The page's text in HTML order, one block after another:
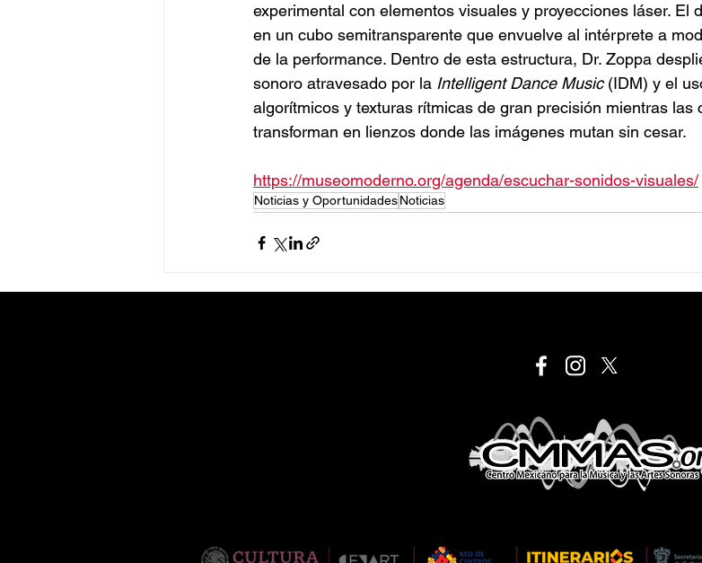
experimental con elementos visuales y proyecciones láser. El
en un cubo semitransparente que envuelve al intérprete a
de la performance. Dentro de esta estructura, Dr. Zoppa
sonoro atravesado por la Intelligent Dance Music (IDM) y el
algorítmicos y texturas rítmicas de gran precisión mientras las
transforman en lienzos donde las imágenes mutan sin cesar.
https://museomoderno.org/agenda/escuchar-sonidos-visuales/
Noticias y OportunidadesNoticias